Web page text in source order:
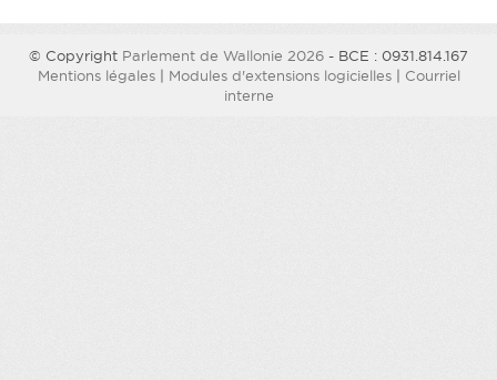
© Copyright Parlement de Wallonie 2026 - BCE : 0931.814.167
Mentions légales| Modules d'extensions logicielles| Courriel
interne